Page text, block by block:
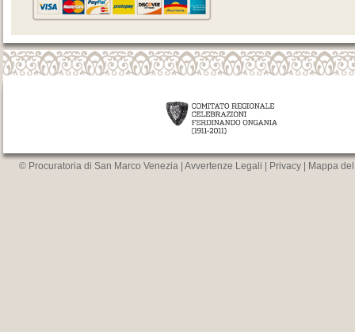
© Procuratoria di San Marco Venezia | Avvertenze Legali Privacy Mappa